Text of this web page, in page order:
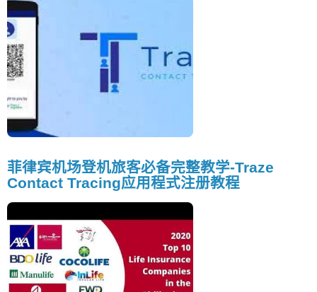
菲律宾机场登机旅客必备完整教学-Traze
Contact Tracing应用程式注册教程